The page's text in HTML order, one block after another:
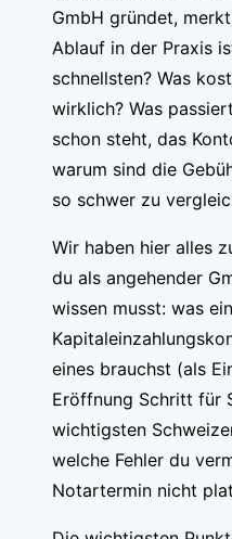
GmbH gründet,
Ablauf in der Praxis
schnellsten? Was
wirklich? Was
schon steht, das
warum sind die
so schwer zu
Wir haben hier alles
du als angehender
wissen musst: was ein
eines brauchst (als
Eröffnung Schritt für
wichtigsten
welche Fehler du
Notartermin nicht